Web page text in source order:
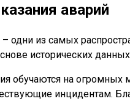
аварий
одни из самых
исторических
обучаются на
инцидентам.